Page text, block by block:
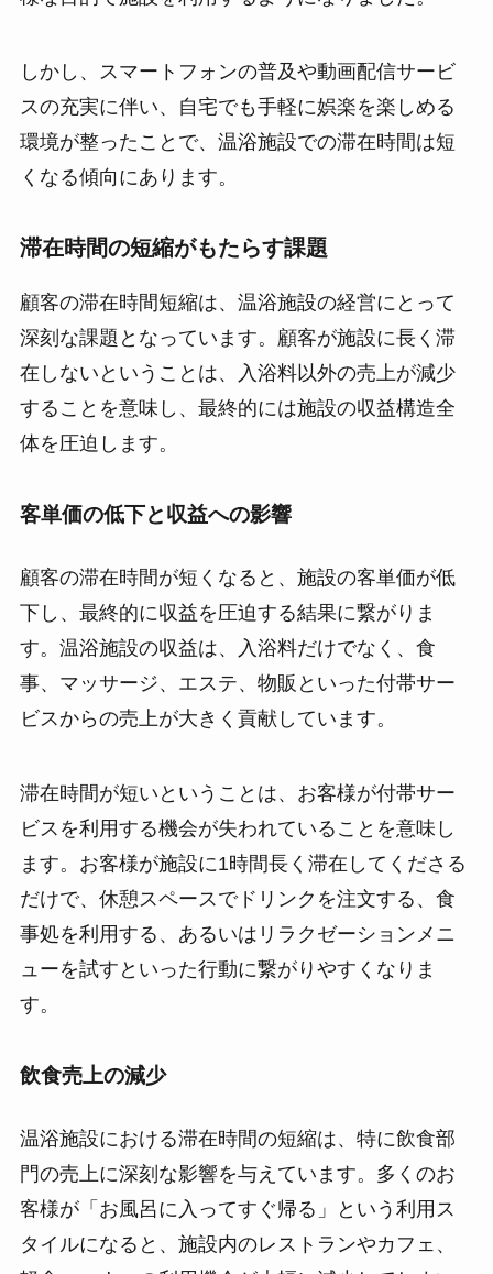
しかし、スマートフォンの普及や動画配信サービ
スの充実に伴い、自宅でも手軽に娯楽を楽しめる
環境が整ったことで、温浴施設での滞在時間は短
くなる傾向にあります。
滞在時間の短縮がもたらす課題
顧客の滞在時間短縮は、温浴施設の経営にとって
深刻な課題となっています。顧客が施設に長く滞
在しないということは、入浴料以外の売上が減少
することを意味し、最終的には施設の収益構造全
体を圧迫します。
客単価の低下と収益への影響
顧客の滞在時間が短くなると、施設の客単価が低
下し、最終的に収益を圧迫する結果に繋がりま
す。温浴施設の収益は、入浴料だけでなく、食
事、マッサージ、エステ、物販といった付帯サー
ビスからの売上が大きく貢献しています。
滞在時間が短いということは、お客様が付帯サー
ビスを利用する機会が失われていることを意味し
ます。お客様が施設に1時間長く滞在してくださる
だけで、休憩スペースでドリンクを注文する、食
事処を利用する、あるいはリラクゼーションメニ
ューを試すといった行動に繋がりやすくなりま
す。
飲食売上の減少
温浴施設における滞在時間の短縮は、特に飲食部
門の売上に深刻な影響を与えています。多くのお
客様が「お風呂に入ってすぐ帰る」という利用ス
タイルになると、施設内のレストランやカフェ、